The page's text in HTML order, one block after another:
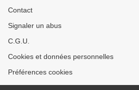
Contact
Signaler un abus
C.G.U.
Cookies et données personnelles
Préférences cookies